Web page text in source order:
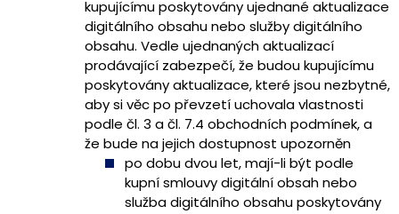
kupujícímu poskytovány ujednané aktualizace
digitálního obsahu nebo služby digitálního
obsahu. Vedle ujednaných aktualizací
prodávající zabezpečí, že budou kupujícímu
poskytovány aktualizace, které jsou nezbytné,
aby si věc po převzetí uchovala vlastnosti
podle čl. 3 a čl. 7.4 obchodních podmínek, a
že bude na jejich dostupnost upozorněn
po dobu dvou let, mají-li být podle
kupní smlouvy digitální obsah nebo
služba digitálního obsahu poskytovány